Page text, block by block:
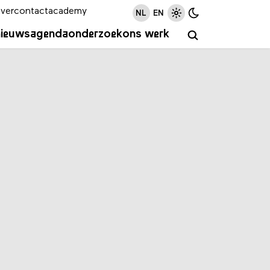
agendaonderzoekons werk
contactacademy NL EN